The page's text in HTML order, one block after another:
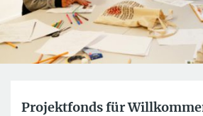
Projektfonds für